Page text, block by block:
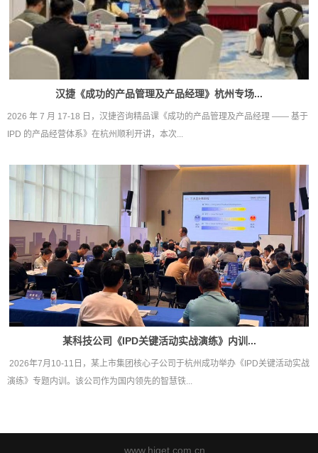
汉捷《成功的产品管理及产品经理》杭州专场...
2026 年 7 月 17-18 日，汉捷咨询精品课《成功的产品管理及产品经理 —— 基于
IPD 的产品经营体系》在杭州顺利开讲，本次...
某科技公司《IPD关键活动实战演练》内训...
2026年7月10-11日，某上市集团核心子公司于杭州成功举办《IPD关键活动实战
演练》专题内训。该公司作为国内领先的智慧铁...
www.higet.com.cn